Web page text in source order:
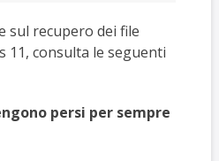
sul recupero dei file
11, consulta le seguenti
persi per sempre